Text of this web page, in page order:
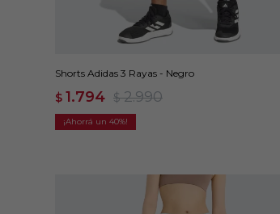
Shorts Adidas 3 Rayas - Negro
$ 1.794 $ 2.990
40